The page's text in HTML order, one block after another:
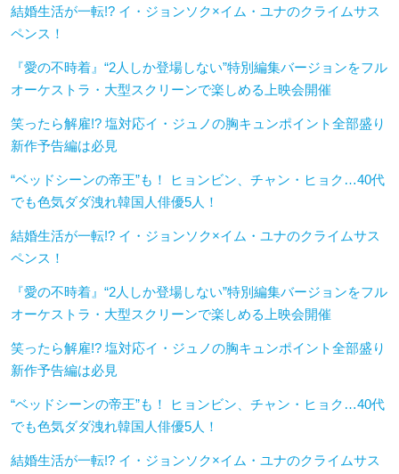
結婚生活が一転!? イ・ジョンソク×イム・ユナのクライムサス
ペンス！
『愛の不時着』“2人しか登場しない”特別編集バージョンをフル
オーケストラ・大型スクリーンで楽しめる上映会開催
笑ったら解雇!? 塩対応イ・ジュノの胸キュンポイント全部盛り
新作予告編は必見
“ベッドシーンの帝王”も！ ヒョンビン、チャン・ヒョク…40代
でも色気ダダ洩れ韓国人俳優5人！
結婚生活が一転!? イ・ジョンソク×イム・ユナのクライムサス
ペンス！
『愛の不時着』“2人しか登場しない”特別編集バージョンをフル
オーケストラ・大型スクリーンで楽しめる上映会開催
笑ったら解雇!? 塩対応イ・ジュノの胸キュンポイント全部盛り
新作予告編は必見
“ベッドシーンの帝王”も！ ヒョンビン、チャン・ヒョク…40代
でも色気ダダ洩れ韓国人俳優5人！
結婚生活が一転!? イ・ジョンソク×イム・ユナのクライムサス